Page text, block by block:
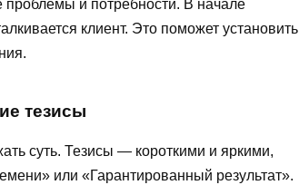
и потребности. В начале
клиент. Это поможет установить
тезисы
суть. Тезисы — короткими и яркими,
или «Гарантированный результат».